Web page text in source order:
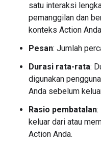
satu interaksi
pemanggilan dan
konteks Action
Pesan: Jumlah
Durasi rata-rata:
digunakan
Anda sebelum
Rasio pembatalan:
keluar dari atau
Action Anda.